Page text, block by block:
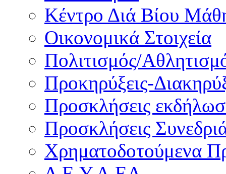
Κέντρο Διά Βίου
Οικονομικά Στοιχεία
Πολιτισμός/
Προκηρύξεις-
Προσκλήσεις
Προσκλήσεις
Χρηματοδοτούμενα